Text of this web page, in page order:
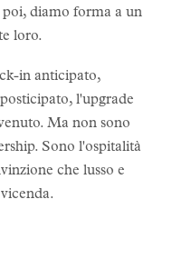
diamo forma a un
loro.
in anticipato,
l'upgrade
Ma non sono
Sono l'ospitalità
che lusso e